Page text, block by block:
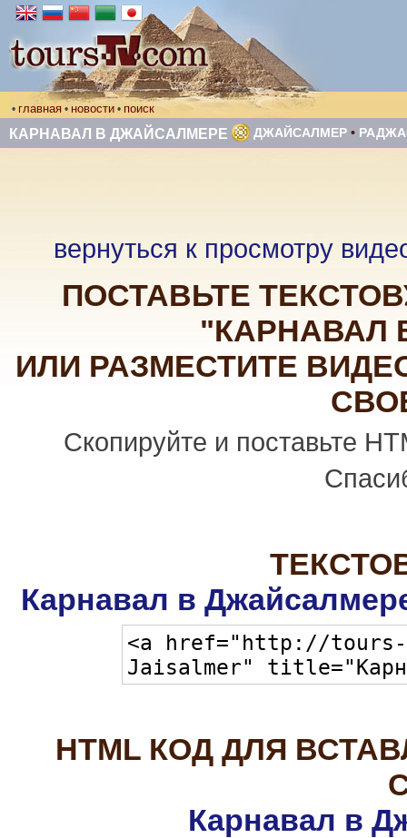
• главная • новости • поиск
КАРНАВАЛ В ДЖАЙСАЛМЕРЕ ДЖАЙСАЛМЕР •
вернуться к просмотру
ПОСТАВЬТЕ
"КАРНАВАЛ
ИЛИ РАЗМЕСТИТЕ
Скопируйте и поставьте
Карнавал в
HTML КОД ДЛЯ
Карнавал в